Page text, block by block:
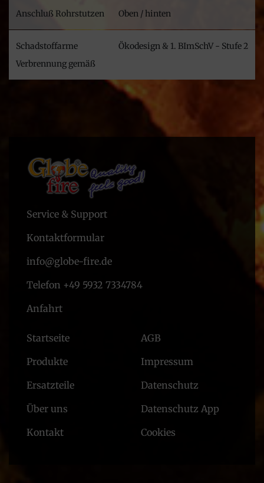
Anschluß Rohrstutzen Oben / hinten
Schadstoffarme
Verbrennung gemäß
Ökodesign & 1. BImSchV - Stufe 2
Service & Support
Kontaktformular
info@globe-fire.de
Telefon +49 5932 7334784
Anfahrt
Startseite
Produkte
Ersatzteile
Über uns
Kontakt
AGB
Impressum
Datenschutz
Datenschutz App
Cookies